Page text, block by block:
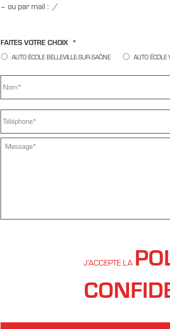
– ou par mail : /
FAITES VOTRE CHOIX *
AUTO ÉCOLE BELLEVILLE-SUR-SAÔNE AUTO ÉCOLE
NOM *
TÉLÉPHONE *
J’ACCEPTE LA